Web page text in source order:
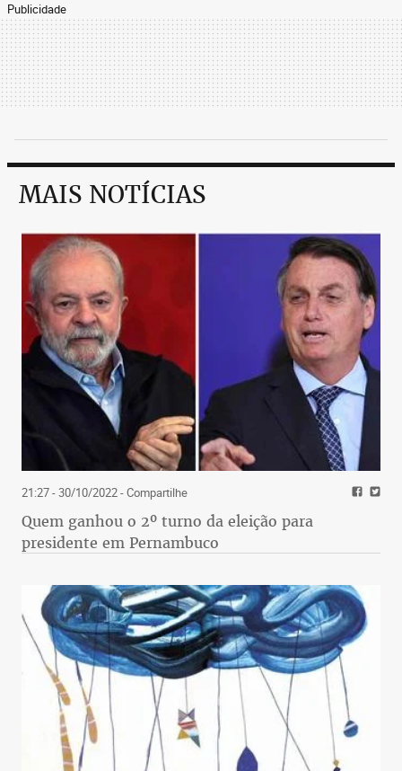
Publicidade
MAIS NOTÍCIAS
21:27 - 30/10/2022- Compartilhe
Quem ganhou o 2º turno da eleição para
presidente em Pernambuco